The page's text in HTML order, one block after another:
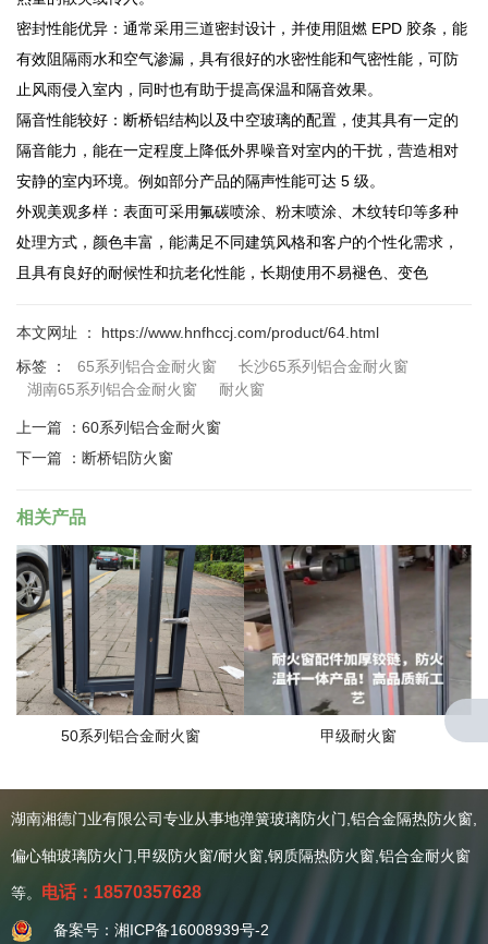
密封性能优异：通常采用三道密封设计，并使用阻燃 EPD 胶条，能
有效阻隔雨水和空气渗漏，具有很好的水密性能和气密性能，可防
止风雨侵入室内，同时也有助于提高保温和隔音效果。
隔音性能较好：断桥铝结构以及中空玻璃的配置，使其具有一定的
隔音能力，能在一定程度上降低外界噪音对室内的干扰，营造相对
安静的室内环境。例如部分产品的隔声性能可达 5 级。
外观美观多样：表面可采用氟碳喷涂、粉末喷涂、木纹转印等多种
处理方式，颜色丰富，能满足不同建筑风格和客户的个性化需求，
且具有良好的耐候性和抗老化性能，长期使用不易褪色、变色
本文网址 ： https://www.hnfhccj.com/product/64.html
标签 ：
65系列铝合金耐火窗
长沙65系列铝合金耐火窗
湖南65系列铝合金耐火窗
耐火窗
上一篇 ： 60系列铝合金耐火窗
下一篇 ： 断桥铝防火窗
相关产品
50系列铝合金耐火窗 甲级耐火窗
关于我们
公司简介
资质证书
湖南湘德门业有限公司专业从事地弹簧玻璃防火门,铝合金隔热防火窗,
偏心轴玻璃防火门,甲级防火窗/耐火窗,钢质隔热防火窗,铝合金耐火窗
等。 电话：18570357628
备案号：湘ICP备16008939号-2